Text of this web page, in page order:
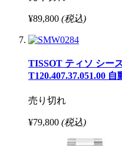
¥89,800 (税込)
TISSOT ティソ シー
T120.407.37.051.00
売り切れ
¥79,800 (税込)